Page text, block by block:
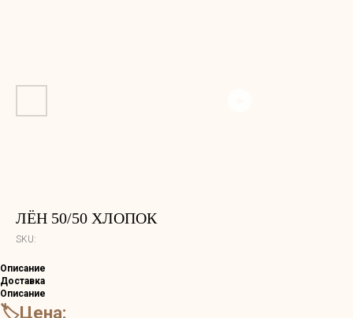
ЛЁН 50/50 ХЛОПОК
SKU:
Описание
Доставка
Описание
🏷️Цена: